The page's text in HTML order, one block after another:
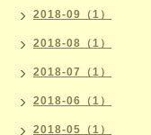
2018-09（1）
2018-08（1）
2018-07（1）
2018-06（1）
2018-05（1）